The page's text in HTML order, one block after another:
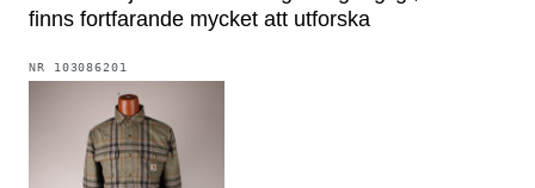
finns fortfarande mycket att utforska
NR 103086201